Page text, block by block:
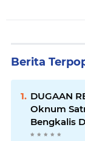
Berita
DUGAAN
Oknum
Bengkalis
Barang